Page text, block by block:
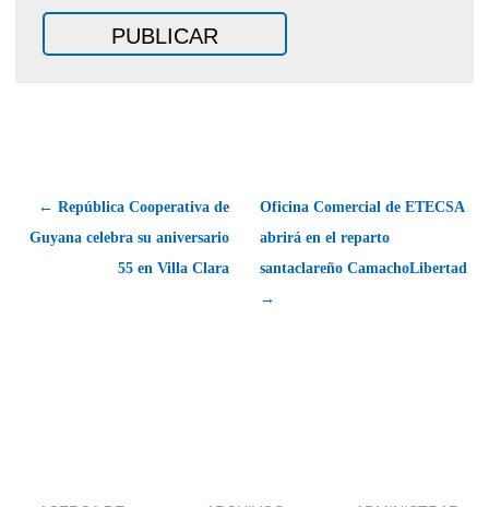
← República Cooperativa de
Guyana celebra su aniversario
55 en Villa Clara
Oficina Comercial de ETECSA
abrirá en el reparto
santaclareño CamachoLibertad
→